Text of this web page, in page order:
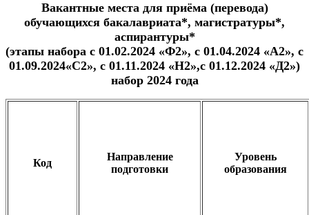
Вакантные места для приёма (перевода)
обучающихся бакалавриата*, магистратуры*,
аспирантуры*
(этапы набора с 01.02.2024 «Ф2», с 01.04.2024 «А2», с
01.09.2024«С2», с 01.11.2024 «Н2»,с 01.12.2024 «Д2»)
набор 2024 года
Код
Направление
подготовки
Уровень
образования